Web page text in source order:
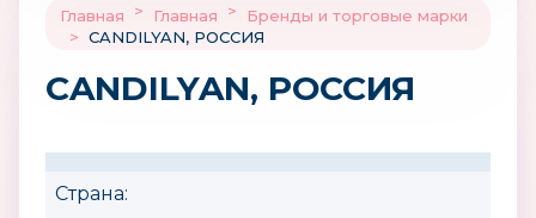
Главная > Главная >
Бренды и торговые марки
> CANDILYAN, РОССИЯ
CANDILYAN, РОССИЯ
Страна: